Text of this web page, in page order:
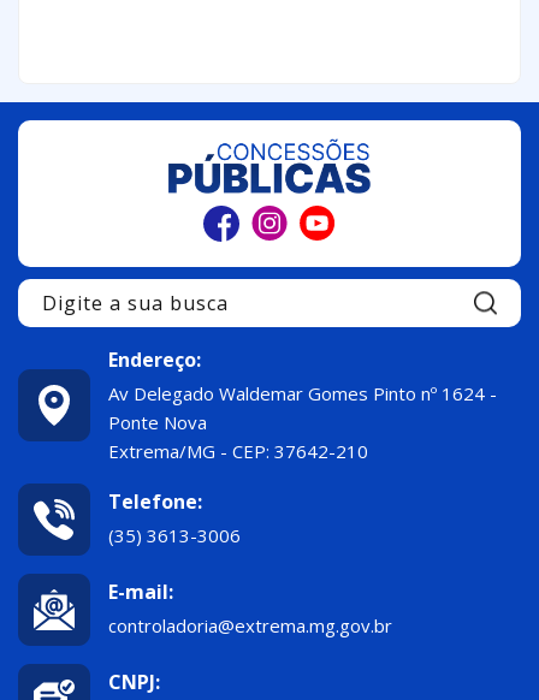
Endereço:
Av Delegado Waldemar Gomes Pinto nº 1624 -
Ponte Nova
Extrema/MG - CEP: 37642-210
Telefone:
(35) 3613-3006
E-mail:
controladoria@extrema.mg.gov.br
CNPJ: